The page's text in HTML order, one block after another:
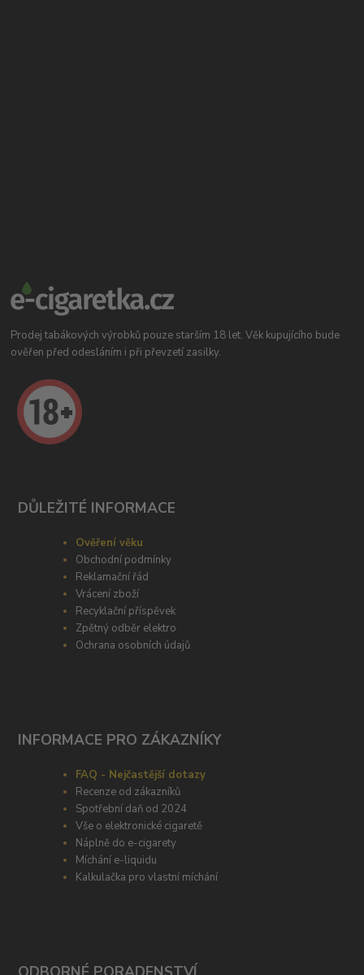
Prodej tabákových výrobků pouze starším 18 let. Věk kupujícího bude
ověřen před odesláním i při převzetí zasilky.
DŮLEŽITÉ INFORMACE
Ověření věku
Obchodní podmínky
Reklamační řád
Vrácení zboží
Recyklační příspěvek
Zpětný odběr elektro
Ochrana osobních údajů
INFORMACE PRO ZÁKAZNÍKY
FAQ - Nejčastější dotazy
Recenze od zákazníků
Spotřební daň od 2024
Vše o elektronické cigaretě
Náplně do e-cigarety
Míchání e-liquidu
Kalkulačka pro vlastní míchání